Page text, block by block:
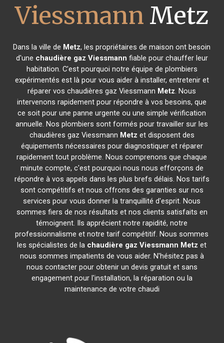
Viessmann Metz
Dans la ville de Metz, les propriétaires de maison ont besoin
d'une chaudière gaz Viessmann fiable pour chauffer leur
habitation. C'est pourquoi notre équipe de plombiers
expérimentés est là pour vous aider à installer, entretenir et
réparer vos chaudières gaz Viessmann Metz. Nous
intervenons rapidement pour répondre à vos besoins, que
ce soit pour une panne urgente ou une simple vérification
annuelle. Nos plombiers sont formés pour travailler sur les
chaudières gaz Viessmann Metz et disposent des
équipements nécessaires pour diagnostiquer et réparer
rapidement tout problème. Nous comprenons que chaque
minute compte, c'est pourquoi nous nous efforçons de
répondre à vos appels dans les plus brefs délais. Nos tarifs
sont compétitifs et nous offrons des garanties sur nos
services pour vous donner la tranquillité d'esprit. Nous
sommes fiers de nos résultats et nos clients satisfaits en
témoignent. Ils apprécient notre rapidité, notre
professionnalisme et notre tarif compétitif. Nous sommes
les spécialistes de la chaudière gaz Viessmann Metz et
nous sommes impatients de vous aider. N'hésitez pas à
nous contacter pour obtenir un devis gratuit et sans
engagement pour l'installation, la réparation ou la
maintenance de votre chaudi